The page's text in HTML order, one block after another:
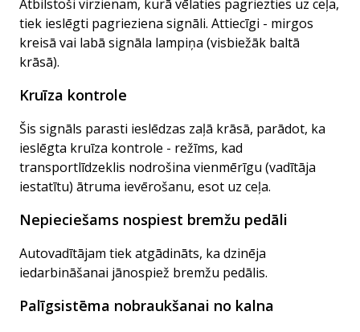
Atbilstoši virzienam, kurā vēlaties pagriezties uz ceļa,
tiek ieslēgti pagrieziena signāli. Attiecīgi - mirgos
kreisā vai labā signāla lampiņa (visbiežāk baltā
krāsā).
Kruīza kontrole
Šis signāls parasti ieslēdzas zaļā krāsā, parādot, ka
ieslēgta kruīza kontrole - režīms, kad
transportlīdzeklis nodrošina vienmērīgu (vadītāja
iestatītu) ātruma ievērošanu, esot uz ceļa.
Nepieciešams nospiest bremžu pedāli
Autovadītājam tiek atgādināts, ka dzinēja
iedarbināšanai jānospiež bremžu pedālis.
Palīgsistēma nobraukšanai no kalna